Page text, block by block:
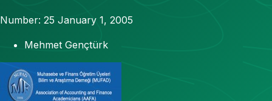
Number: 25 January 1, 2005
Mehmet Gençtürk